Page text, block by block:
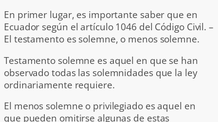
En primer lugar, es importante saber que en
Ecuador según el artículo 1046 del Código Civil. –
El testamento es solemne, o menos solemne.
Testamento solemne es aquel en que se han
observado todas las solemnidades que la ley
ordinariamente requiere.
El menos solemne o privilegiado es aquel en
que pueden omitirse algunas de estas